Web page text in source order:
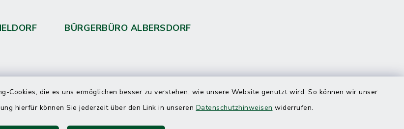
Cookies, die es uns ermöglichen besser zu verstehen, wie unsere Website genutzt wird. So können wir unser
hierfür können Sie jederzeit über den Link in unseren Datenschutzhinweisen widerrufen.
BÜRGERBÜRO ALBERSDORF
Erreichbarkeit per